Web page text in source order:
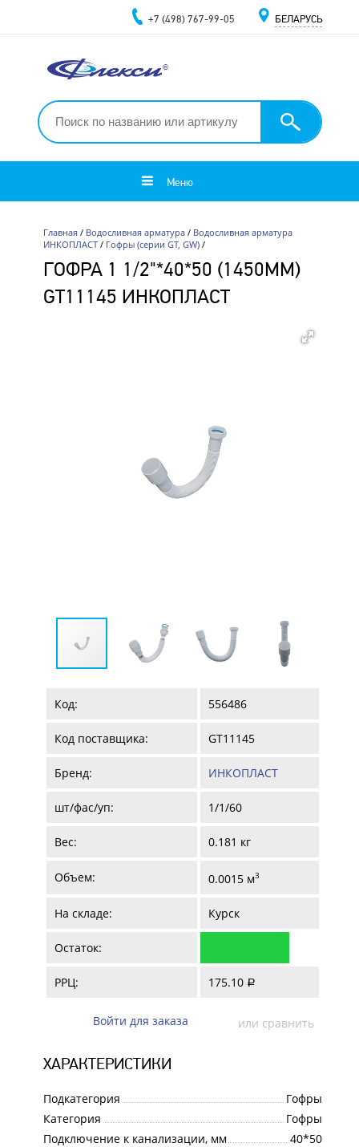
+7 (498) 767-99-05 БЕЛАРУСЬ
Меню
Главная/ Водосливная арматура/ Водосливная арматура
ИНКОПЛАСТ/ Гофры (серии GT, GW)/
ГОФРА 1 1/2"*40*50 (1450ММ)
GT11145 ИНКОПЛАСТ
Код: 556486
Код поставщика: GT11145
Бренд: ИНКОПЛАСТ
шт/фас/уп: 1/1/60
Вес: 0.181 кг
Объем: 0.0015 м3
На складе: Курск
Остаток:
РРЦ: 175.10 a
Войти для заказа или сравнить
ХАРАКТЕРИСТИКИ
Подкатегория
Гофры
Категория
Гофры
Подключение к канализации, мм
40*50